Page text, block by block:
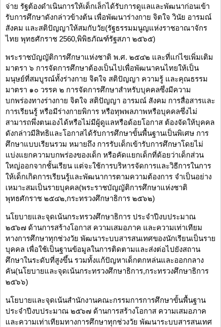
จ่าย รัฐต้องดำเนินการให้เด็กเล็กได้รับการดูแลและพัฒนาก่อนเข้า
รับการศึกษาดังกล่าวข้างต้น เพื่อพัฒนาร่างกาย จิตใจ วินัย อารมณ์
สังคม และสติปัญญาให้สมกับวัย(รัฐธรรมมนูญแห่งราชอาณาจักร
ไทย พุทธศักราช 2560,พิพิธภัณฑ์รัฐสภา ๒๕๖๕)
พระราชบัญญัติการศึกษาแห่งชาติ พ.ศ. ๒๕๔๒ และที่แก่ไขเพิ่มเติม
มาตรา ๖ การจัดการศึกษาต้องเป็นไปเพื่อพัฒนาคนไทยให้เป็น
มนุษย์ที่สมบูรณ์ทั้งร่างกาย จิตใจ สติปัญญา ความรู้ และคุณธรรม
มาตรา ๑๐ วรรค ๒ การจัดการศึกษาสำหรับบุคคลซึ่งมีความ
บกพร่องทางร่างกาย จิตใจ สติปัญญา อารมณ์ สังคม การสื่อสารและ
การเรียนรู้ หรือมีร่างกายพิการ หรือทุพพลภาพหรือบุคคลซึ่งไม่
สามารถพึ่งตนเองได้หรือไม่มีผู้ดูแลหรือด้อยโอกาส ต้องจัดให้บุคคล
ดังกล่าวมีสิทธิและโอกาสได้รับการศึกษาขั้นพื้นฐานเป็นพิเศษ การ
ศึกษาแบบเรียนรวม หมายถึง การรับเด็กเข้ารับการศึกษาโดยไม่
แบ่งแยกความบกพร่องของเด็ก หรือคัดแยกเด็กที่ด้อยว่าเด็กส่วน
ใหญ่ออกจากชั้นเรียน แต่จะใช้การบริหารจัดการและวิธีการในการ
ให้เด็กเกิดการเรียนรู้และพัฒนาการตามความต้องการ จำเป็นอย่าง
เหมาะสมเป็นรายบุคคล(พระราชบัญญัติการศึกษาแห่งชาติ
พุทธศักราช ๒๕๔๒,กระทรวงศึกษาธิการ ๒๕๖๒)
นโยบายและจุดเน้นกระทรวงศึกษาธิการ ประจำปีงบประมาณ
๒๕๖๗ ด้านการสร้างโอกาส ความเสมอภาค และความเท่าเทียม
ทางการศึกษาทุกช่วงวัย พัฒนาระบบสารสนเทศของนักเรียนเป็นราย
บุคคล เพื่อใช้เป็นฐานข้อมูลในการติดตามและส่งต่อไปยังสถาน
ศึกษาในระดับที่สูงขึ้น รวมทั้งแก้ปัญหาเด็กตกหล่นและออกกลาง
คัน(นโยบายและจุดเน้นกระทรวงศึกษาธิการ,กระทรวงศึกษาธิการ
๒๕๖๖)
นโยบายและจุดเน้นสำนักงานคณะกรรมการการศึกษาขั้นพื้นฐาน
ประจำปีงบประมาณ ๒๕๖๗ ด้านการสร้างโอกาส ความเสมอภาค
และความเท่าเทียมทางการศึกษาทุกช่วงวัย พัฒนาระบบสารสนเทศ